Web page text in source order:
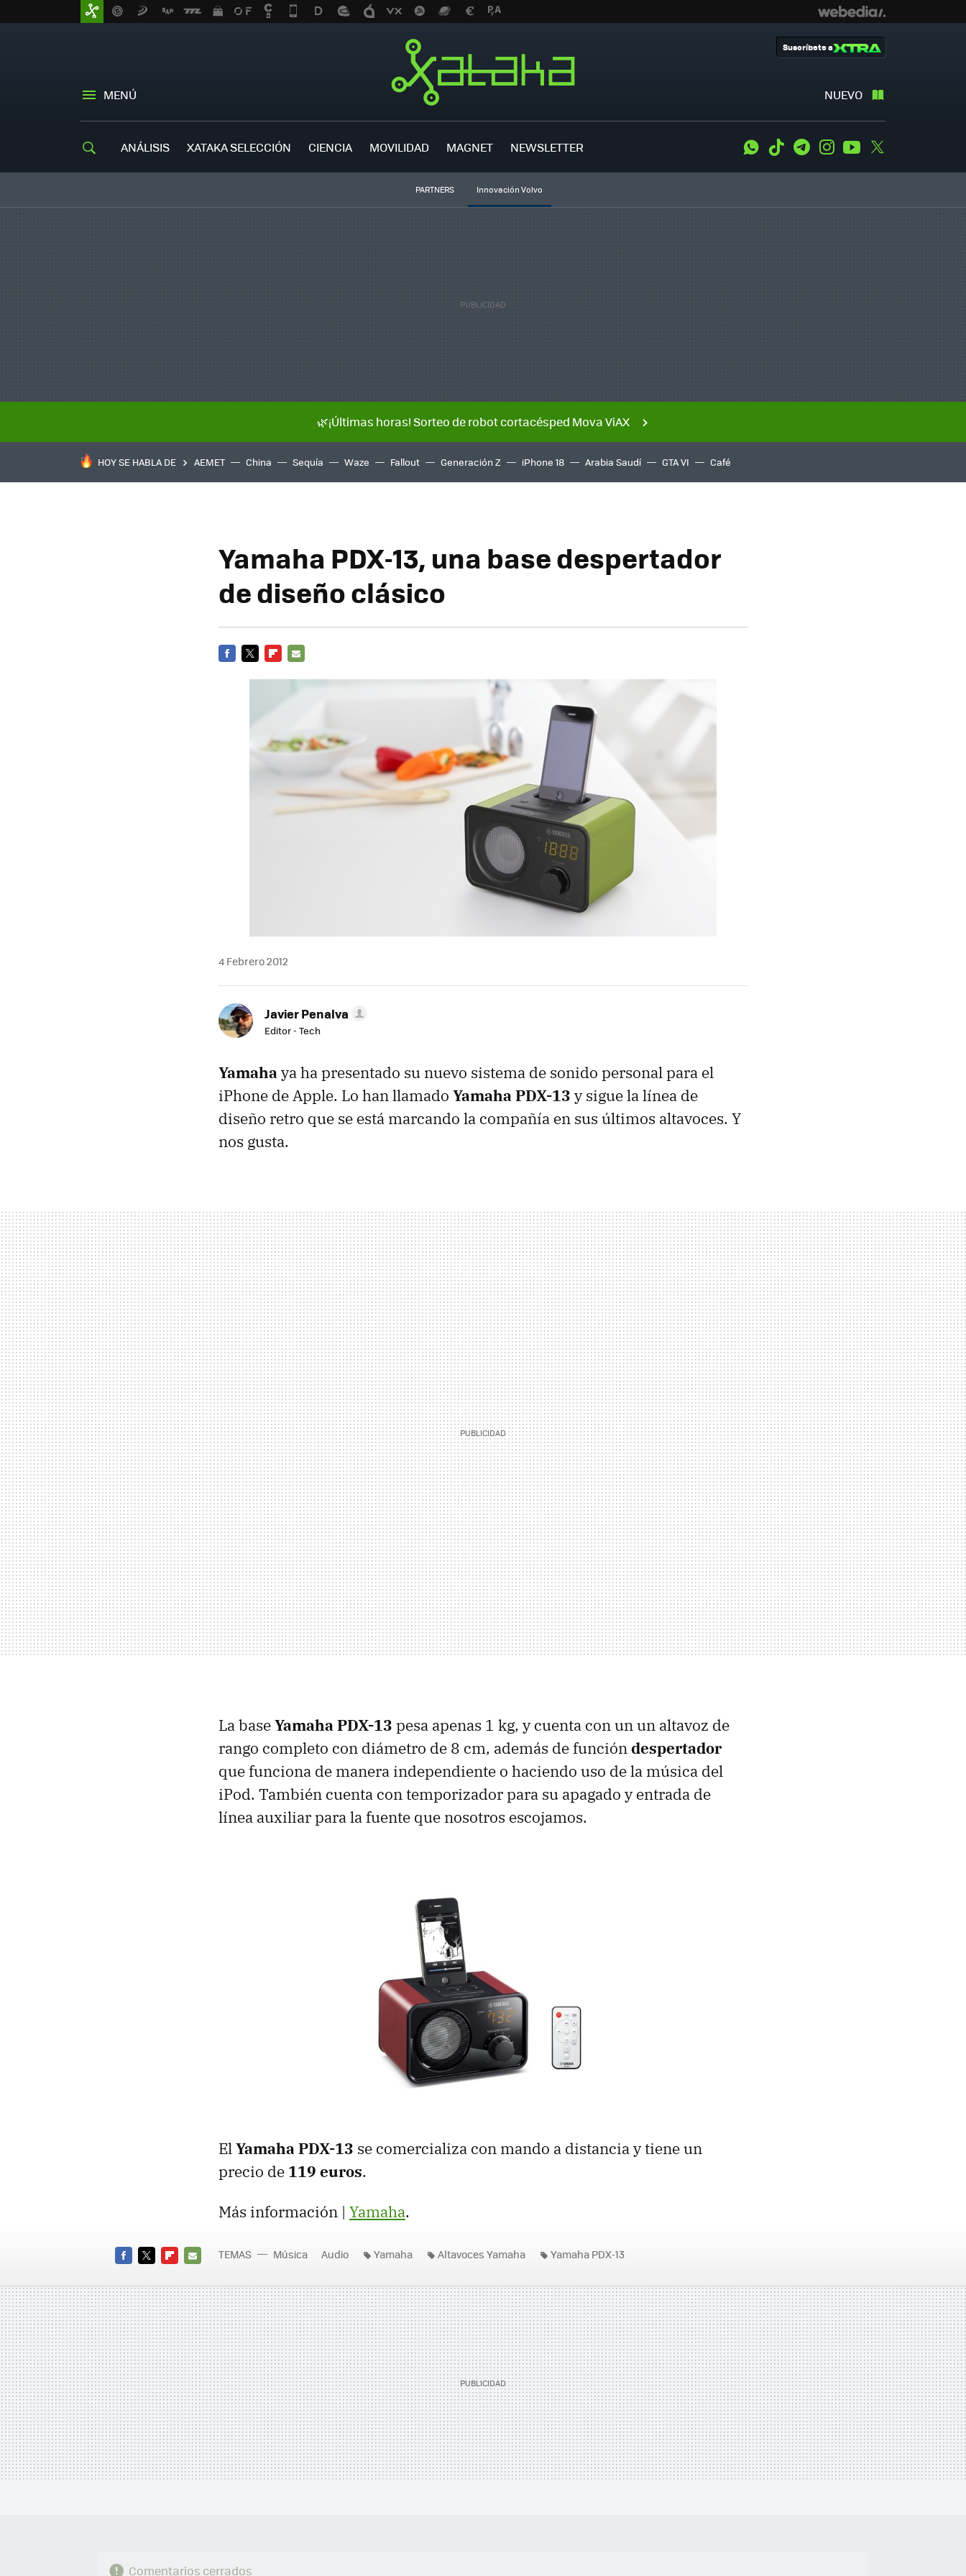
MENÚ NUEVO
Suscríbete a
ANÁLISIS XATAKA SELECCIÓN CIENCIA MOVILIDAD MAGNET NEWSLETTER WhatsApp
Tiktok TelegramInstagramYoutube
PARTNERS Innovación Volvo
🌿¡Últimas horas! Sorteo de robot cortacésped Mova ViAX
HOY SE HABLA DE AEMET China Sequía Waze Fallout Generación Z iPhone 18 Arabia Saudí GTA VI Café
Yamaha PDX-13, una base despertador
de diseño clásico
4 Febrero 2012
Javier Penalva
Editor - Tech
Yamaha ya ha presentado su nuevo sistema de sonido personal para el
iPhone de Apple. Lo han llamado Yamaha PDX-13 y sigue la línea de
diseño retro que se está marcando la compañía en sus últimos altavoces. Y
nos gusta.
La baseYamaha PDX-13 pesa apenas 1 kg, y cuenta con un un altavoz de
rango completo con diámetro de 8 cm, además de funcióndespertador
que funciona de manera independiente o haciendo uso de la música del
iPod. También cuenta con temporizador para su apagado y entrada de
línea auxiliar para la fuente que nosotros escojamos.
ElYamaha PDX-13 se comercializa con mando a distancia y tiene un
precio de 119 euros.
Más información | Yamaha.
MAIL
TEMAS Música Audio Yamaha Altavoces Yamaha Yamaha PDX-13
Comentarios cerrados